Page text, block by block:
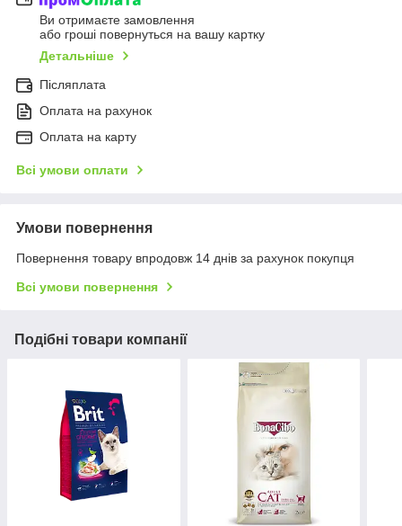
Ви отримаєте замовлення
або гроші повернуться на вашу картку
Детальніше
Післяплата
Оплата на рахунок
Оплата на карту
Всі умови оплати
Умови повернення
Повернення товару впродовж 14 днів за рахунок покупця
Всі умови повернення
Подібні товари компанії